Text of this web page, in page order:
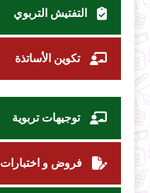
التفتيش التربوي
تكوين الأساتذة
توجيهات تربوية
فروض و اختبارات